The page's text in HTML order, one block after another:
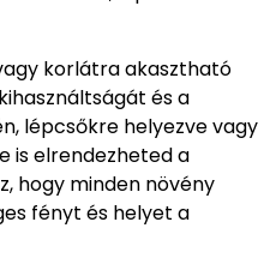
korlátra akasztható
és a
lépcsőkre helyezve vagy
is elrendezheted a
hogy minden növény
fényt és helyet a